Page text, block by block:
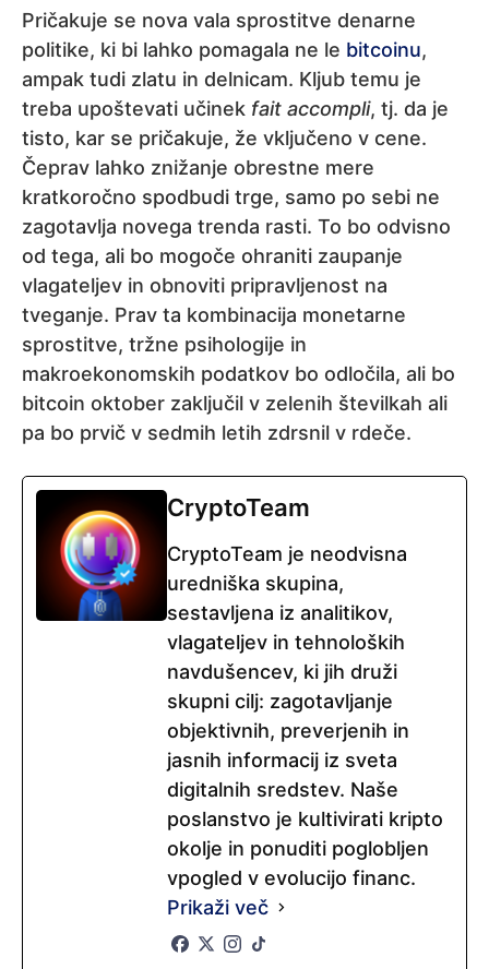
Pričakuje se nova vala sprostitve denarne
politike, ki bi lahko pomagala ne le bitcoinu,
ampak tudi zlatu in delnicam. Kljub temu je
treba upoštevati učinek fait accompli, tj. da je
tisto, kar se pričakuje, že vključeno v cene.
Čeprav lahko znižanje obrestne mere
kratkoročno spodbudi trge, samo po sebi ne
zagotavlja novega trenda rasti. To bo odvisno
od tega, ali bo mogoče ohraniti zaupanje
vlagateljev in obnoviti pripravljenost na
tveganje. Prav ta kombinacija monetarne
sprostitve, tržne psihologije in
makroekonomskih podatkov bo odločila, ali bo
bitcoin oktober zaključil v zelenih številkah ali
pa bo prvič v sedmih letih zdrsnil v rdeče.
CryptoTeam
CryptoTeam je neodvisna
uredniška skupina,
sestavljena iz analitikov,
vlagateljev in tehnoloških
navdušencev, ki jih druži
skupni cilj: zagotavljanje
objektivnih, preverjenih in
jasnih informacij iz sveta
digitalnih sredstev. Naše
poslanstvo je kultivirati kripto
okolje in ponuditi poglobljen
vpogled v evolucijo financ.
Prikaži več